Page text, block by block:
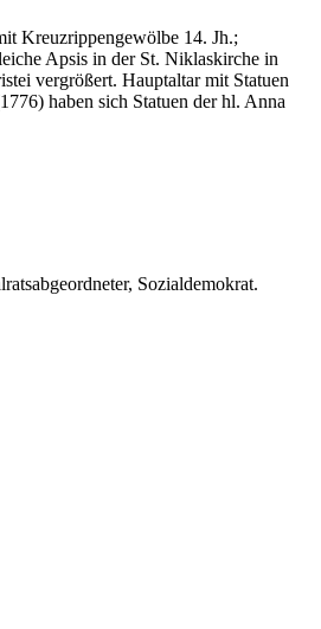
Kreuzrippengewölbe 14. Jh.;
Apsis in der St. Niklaskirche in
vergrößert. Hauptaltar mit Statuen
haben sich Statuen der hl. Anna
Sozialdemokrat.